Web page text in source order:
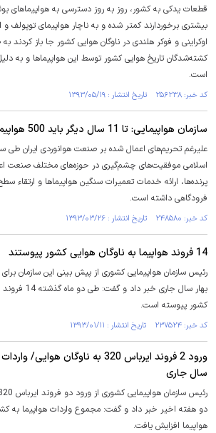
قطعات یدکی به کشور، روز به روز دسترسی به هواپیماهای
بیشتری برخوردارند کمتر شده و به ناچار هواپیمای توپولف
کشته‌شدگان تاریخ هوایی کشور توسط این هواپیماها و به
است.
کد خبر: ۲۵۶۲۳۸ تاریخ انتشار : ۱۳۹۳/۰۵/۱۹
سازمان هواپیمایی: تا 11 سال دیگر باید 500 هواپیما داشته باشیم
علیرغم تحریم‌های اعمال شده بر صنعت هوانوردی ایران طی
اسلامی موفقیت‌های چشم‌گیری در حوزه‌های مختلف صنعت
پرنده‌ها، ارائه خدمات تعمیرات سنگین هواپیماها و ارتقاء
فرودگاهی داشته است.
کد خبر: ۲۴۸۵۸۰ تاریخ انتشار : ۱۳۹۳/۰۳/۲۶
14 فروند هواپیما به ناوگان هوایی کشور پیوستند
رئیس سازمان هواپیمایی کشوری از پیش بینی این سازمان
بهار سال جاری
کشور پیوسته است.
کد خبر: ۲۳۷۵۲۴ تاریخ انتشار : ۱۳۹۳/۰۱/۱۱
سال جاری
هواپیما افزایش یافت.